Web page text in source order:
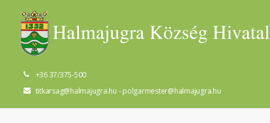
+36 37/375-500
titkarsag@halmajugra.hu - polgarmester@halmajugra.hu